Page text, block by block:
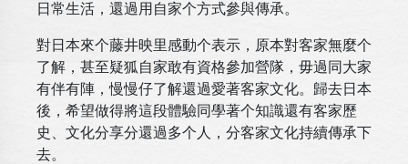
日常生活，還過用自家个方式參與傳承。
對日本來个藤井映里感動个表示，原本對客家無麼个
了解，甚至疑狐自家敢有資格參加營隊，毋過同大家
有伴有陣，慢慢仔了解還過愛著客家文化。歸去日本
後，希望做得將這段體驗同學著个知識還有客家歷
史、文化分享分還過多个人，分客家文化持續傳承下
去。